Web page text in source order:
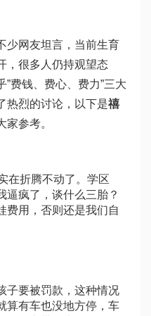
少网友坦言，当前生育
，很多人仍持观望态
费钱、费心、费力”三大
热烈的讨论，以下是禧
参考。
在折腾不动了。学区
逼疯了，谈什么三胎？
费用，否则还是我们自
子要被罚款，这种情况
算有车也没地方停，车